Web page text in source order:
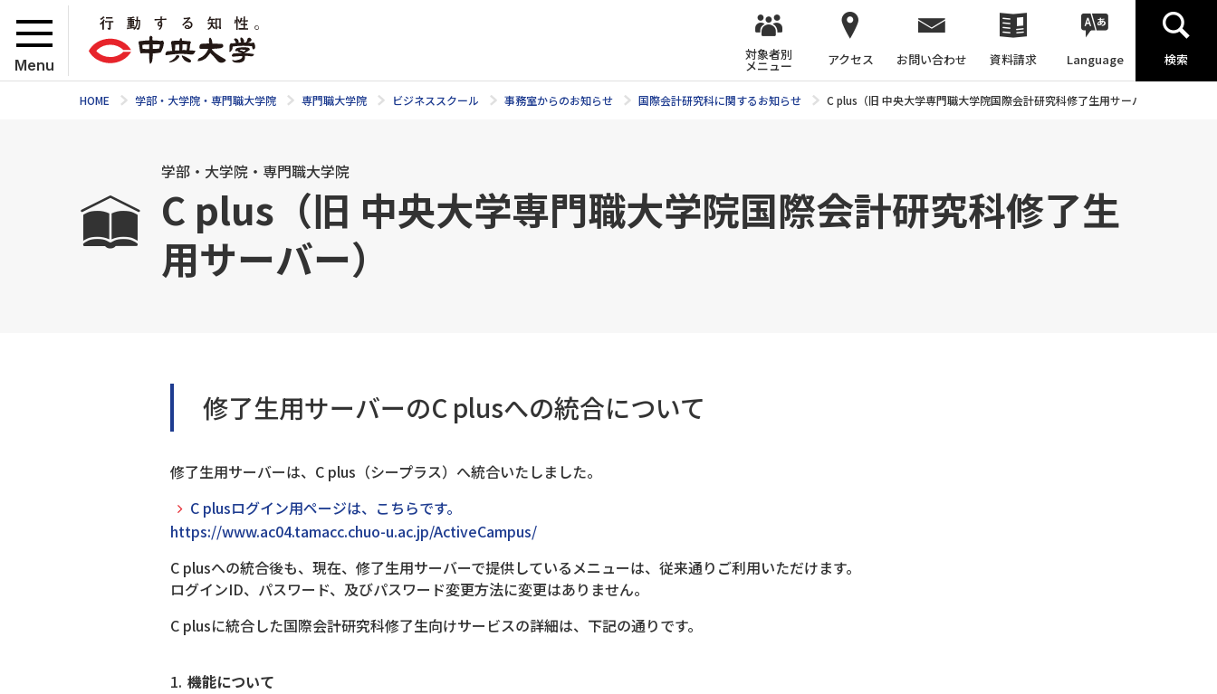
Menu
対象者別
メニュー アクセス お問い合わせ 資料請求 Language 検索
HOME 学部・大学院・専門職大学院 専門職大学院 ビジネススクール 事務室からのお知らせ 国際会計研究科に関するお知らせ C plus（旧 中央大学専門職大学院国際会計研究科修了生用サーバー）
学部・大学院・専門職大学院
C plus（旧 中央大学専門職大学院国際会計研究科修了生
用サーバー）
修了生用サーバーのC plusへの統合について
修了生用サーバーは、C plus（シープラス）へ統合いたしました。
C plusログイン用ページは、こちらです。
https://www.ac04.tamacc.chuo-u.ac.jp/ActiveCampus/
C plusへの統合後も、現在、修了生用サーバーで提供しているメニューは、従来通りご利用いただけます。
ログインID、パスワード、及びパスワード変更方法に変更はありません。
C plusに統合した国際会計研究科修了生向けサービスの詳細は、下記の通りです。
機能について